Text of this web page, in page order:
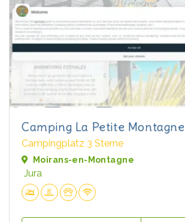
Camping La Petite Montagne
Campingplatz 3 Sterne
Moirans-en-Montagne
Jura